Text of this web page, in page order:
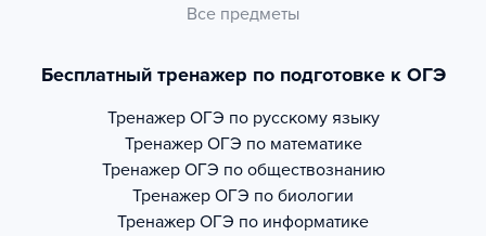
Все предметы
Бесплатный тренажер по подготовке к ОГЭ
Тренажер ОГЭ по русскому языку
Тренажер ОГЭ по математике
Тренажер ОГЭ по обществознанию
Тренажер ОГЭ по биологии
Тренажер ОГЭ по информатике